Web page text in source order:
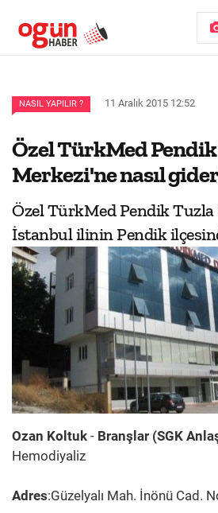
NASIL YAPILIR ? 11 Aralık 2015 12:52
Özel TürkMed
Merkezi'ne nasıl
Özel TürkMed Pendik
İstanbul ilinin Pendik
Ozan Koltuk - Branşlar (SGK
Hemodiyaliz
Adres:Güzelyalı Mah. İnönü Cad.